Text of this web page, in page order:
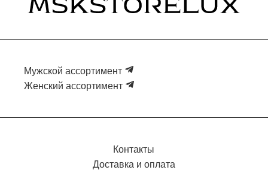
Мужской ассортимент
Женский ассортимент
Контакты
Доставка и оплата